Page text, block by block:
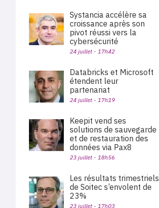
Systancia accélère sa
croissance après son
pivot réussi vers la
cybersécurité
24 juillet - 17h42
Databricks et Microsoft
étendent leur
partenariat
24 juillet - 17h19
Keepit vend ses
solutions de sauvegarde
et de restauration des
données via Pax8
23 juillet - 18h56
Les résultats trimestriels
de Soitec s’envolent de
23%
23 juillet - 17h03